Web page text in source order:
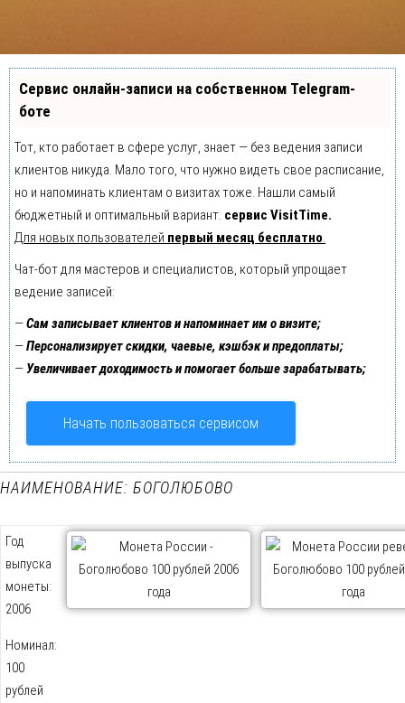
Сервис онлайн-записи на собственном Telegram-
боте
Тот, кто работает в сфере услуг, знает — без ведения записи
клиентов никуда. Мало того, что нужно видеть свое расписание,
но и напоминать клиентам о визитах тоже. Нашли самый
бюджетный и оптимальный вариант: сервис VisitTime.
Для новых пользователей первый месяц бесплатно.
Чат-бот для мастеров и специалистов, который упрощает
ведение записей:
—Сам записывает клиентов и напоминает им о визите;
—Персонализирует скидки, чаевые, кэшбэк и предоплаты;
— Увеличивает доходимость и помогает больше зарабатывать;
Начать пользоваться сервисом
НАИМЕНОВАНИЕ: БОГОЛЮБОВО
Год
выпуска
монеты:
2006
Номинал:
100
рублей